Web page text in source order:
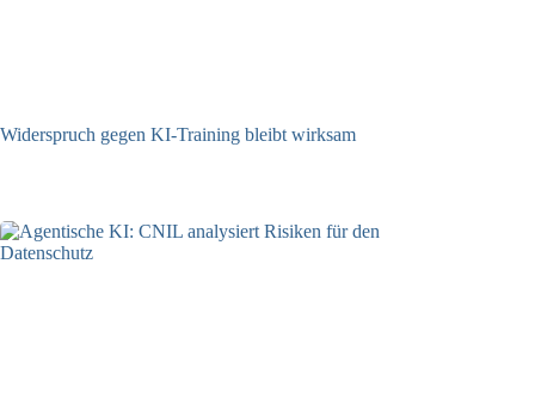
Widerspruch gegen KI-Training bleibt wirksam